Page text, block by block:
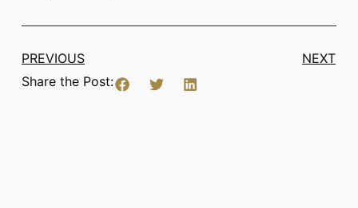
PREVIOUS
NEXT
Share the Post: